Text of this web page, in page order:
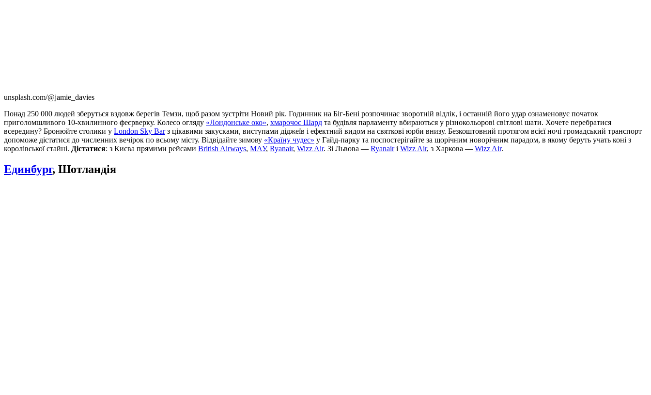
unsplash.com/@jamie_davies
Понад 250 000 людей зберуться вздовж берегів Темзи, щоб разом зустріти Новий рік. Годинник на Біг-Бені розпочинає зворотній відлік, і останній його удар ознаменовує початок
приголомшливого 10-хвилинного феєрверку. Колесо огляду «Лондонське око», хмарочос Шард та будівля парламенту вбираються у різнокольорові світлові шати. Хочете перебратися
всередину? Бронюйте столики у London Sky Barз цікавими закусками, виступами діджеїв і ефектний видом на святкові юрби внизу. Безкоштовний протягом всієї ночі громадський транспорт
допоможе дістатися до численних вечірок по всьому місту. Відвідайте зимову «Країну чудес» у Гайд-парку та поспостерігайте за щорічним новорічним парадом, в якому беруть учать коні з
королівської стайні. Дістатися: з Києва прямими рейсами British Airways, МАУ, Ryanair, Wizz Air. Зі Львова — Ryanairі Wizz Air, з Харкова — Wizz Air.
Единбург, Шотландія